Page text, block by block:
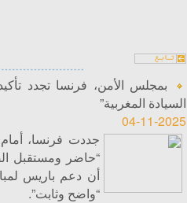
بمجلس الأمن، فرنسا تجدد
السيادة المغربية”
04-11-2025
جددت فرنسا، أمام
“حاضر ومستقبل
“واضح وثابت”.